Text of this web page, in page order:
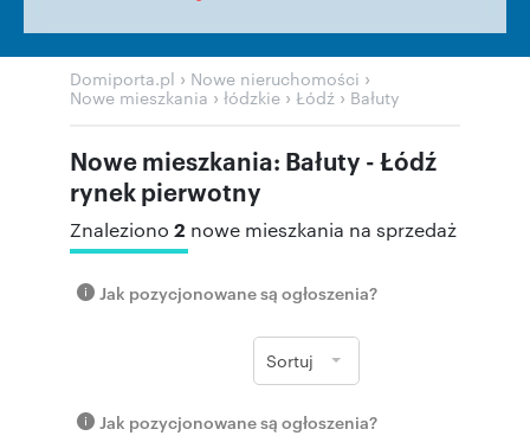
Domiporta.pl › Nowe nieruchomości ›
Nowe mieszkania › łódzkie › Łódź › Bałuty
Nowe mieszkania: Bałuty - Łódź
rynek pierwotny
Znaleziono 2 nowe mieszkania na sprzedaż
Jak pozycjonowane są ogłoszenia?
Sortuj
Jak pozycjonowane są ogłoszenia?